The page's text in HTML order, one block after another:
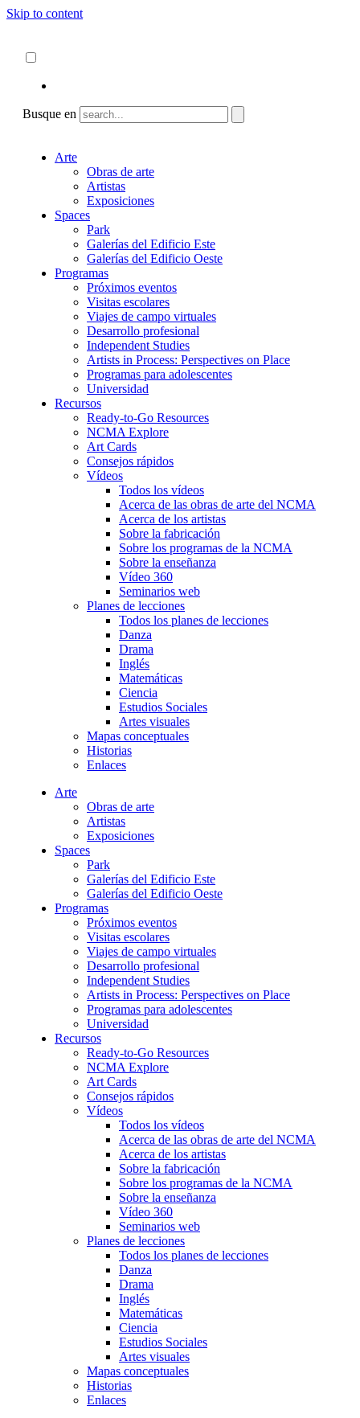
Skip to content
Busque en
Arte
Obras de arte
Artistas
Exposiciones
Spaces
Park
Galerías del Edificio Este
Galerías del Edificio Oeste
Programas
Próximos eventos
Visitas escolares
Viajes de campo virtuales
Desarrollo profesional
Independent Studies
Artists in Process: Perspectives on Place
Programas para adolescentes
Universidad
Recursos
Ready-to-Go Resources
NCMA Explore
Art Cards
Consejos rápidos
Vídeos
Todos los vídeos
Acerca de las obras de arte del NCMA
Acerca de los artistas
Sobre la fabricación
Sobre los programas de la NCMA
Sobre la enseñanza
Vídeo 360
Seminarios web
Planes de lecciones
Todos los planes de lecciones
Danza
Drama
Inglés
Matemáticas
Ciencia
Estudios Sociales
Artes visuales
Mapas conceptuales
Historias
Enlaces
Arte
Obras de arte
Artistas
Exposiciones
Spaces
Park
Galerías del Edificio Este
Galerías del Edificio Oeste
Programas
Próximos eventos
Visitas escolares
Viajes de campo virtuales
Desarrollo profesional
Independent Studies
Artists in Process: Perspectives on Place
Programas para adolescentes
Universidad
Recursos
Ready-to-Go Resources
NCMA Explore
Art Cards
Consejos rápidos
Vídeos
Todos los vídeos
Acerca de las obras de arte del NCMA
Acerca de los artistas
Sobre la fabricación
Sobre los programas de la NCMA
Sobre la enseñanza
Vídeo 360
Seminarios web
Planes de lecciones
Todos los planes de lecciones
Danza
Drama
Inglés
Matemáticas
Ciencia
Estudios Sociales
Artes visuales
Mapas conceptuales
Historias
Enlaces